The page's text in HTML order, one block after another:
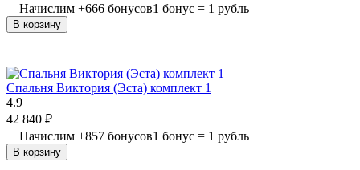
Начислим +666 бонусов1 бонус = 1 рубль
В корзину
Спальня Виктория (Эста) комплект 1
4.9
42 840 ₽
Начислим +857 бонусов1 бонус = 1 рубль
В корзину